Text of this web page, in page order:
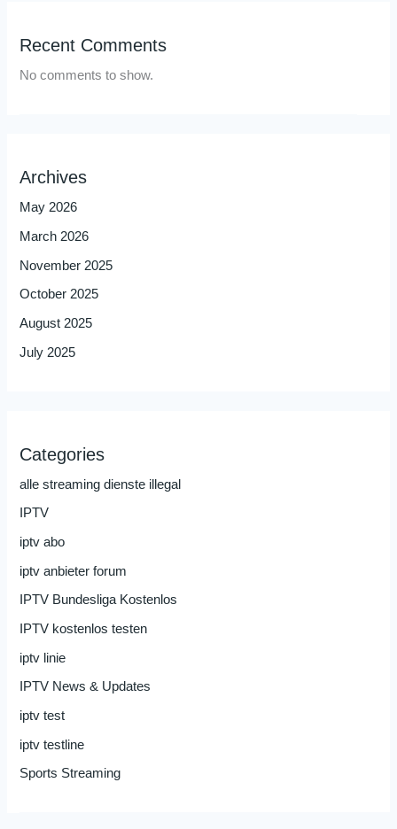
Recent Comments
No comments to show.
Archives
May 2026
March 2026
November 2025
October 2025
August 2025
July 2025
Categories
alle streaming dienste illegal
IPTV
iptv abo
iptv anbieter forum
IPTV Bundesliga Kostenlos
IPTV kostenlos testen
iptv linie
IPTV News & Updates
iptv test
iptv testline
Sports Streaming